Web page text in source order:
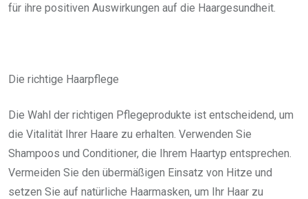
für ihre positiven Auswirkungen auf die Haargesundheit.
Die richtige Haarpflege
Die Wahl der richtigen Pflegeprodukte ist entscheidend, um
die Vitalität Ihrer Haare zu erhalten. Verwenden Sie
Shampoos und Conditioner, die Ihrem Haartyp entsprechen.
Vermeiden Sie den übermäßigen Einsatz von Hitze und
setzen Sie auf natürliche Haarmasken, um Ihr Haar zu